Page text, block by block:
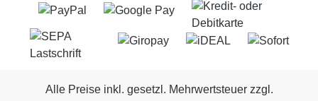
Alle Preise inkl. gesetzl. Mehrwertsteuer zzgl.